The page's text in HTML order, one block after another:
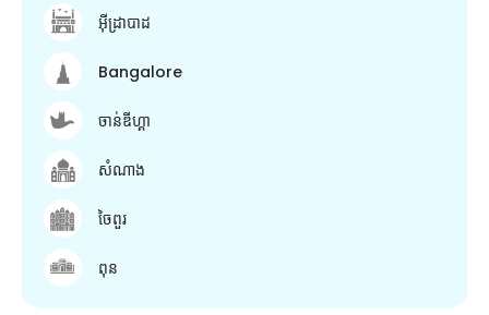
អ៊ីដ្រាបាដ
Bangalore
ចាន់ឌីហ្គា
សំណាង
ចៃពួរ
ពុន